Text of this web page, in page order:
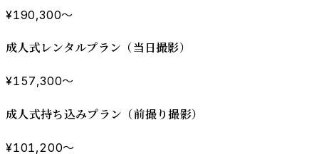
¥190,300〜
成人式レンタルプラン（当日撮影）
¥157,300〜
成人式持ち込みプラン（前撮り撮影）
¥101,200〜